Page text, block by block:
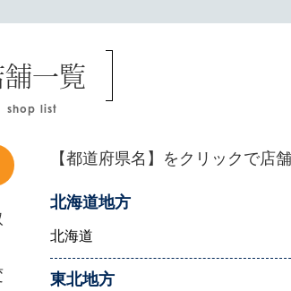
舗一覧
shop list
【都道府県名】をクリックで店
北海道地方
北海道
東北地方